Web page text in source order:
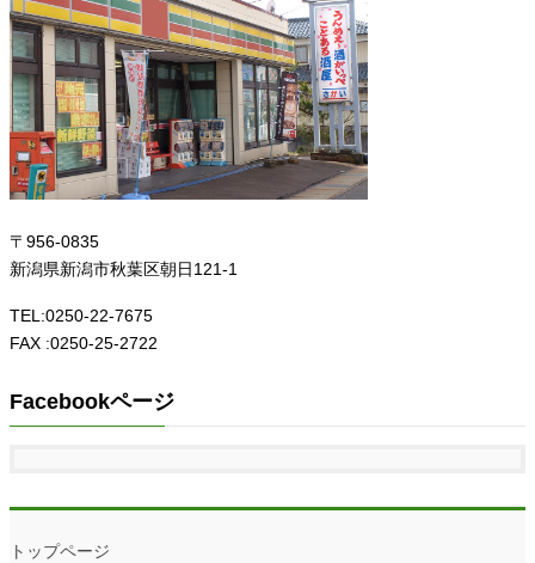
〒956-0835
新潟県新潟市秋葉区朝日121-1
TEL:0250-22-7675
FAX :0250-25-2722
Facebookページ
トップページ